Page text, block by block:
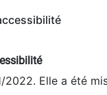
Elle a été